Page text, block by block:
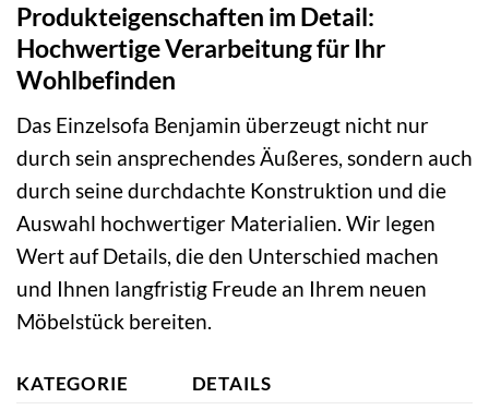
Produkteigenschaften im Detail:
Hochwertige Verarbeitung für Ihr
Wohlbefinden
Das Einzelsofa Benjamin überzeugt nicht nur
durch sein ansprechendes Äußeres, sondern auch
durch seine durchdachte Konstruktion und die
Auswahl hochwertiger Materialien. Wir legen
Wert auf Details, die den Unterschied machen
und Ihnen langfristig Freude an Ihrem neuen
Möbelstück bereiten.
KATEGORIE DETAILS